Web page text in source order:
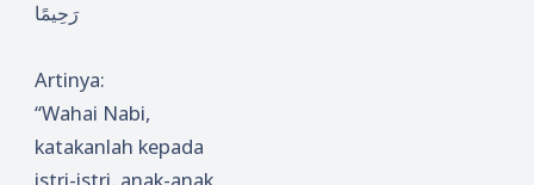
رَحِيمًا
Artinya:
“Wahai Nabi,
katakanlah kepada